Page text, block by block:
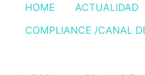
HOME ACTUALIDAD
COMPLIANCE /CANAL